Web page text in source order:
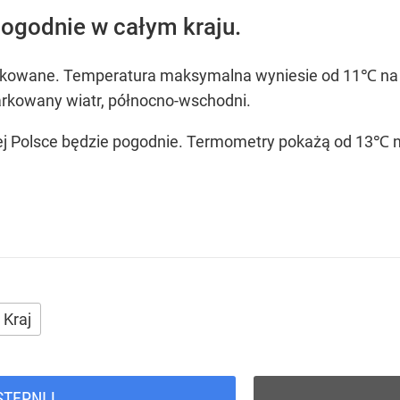
w całym kraju.
Temperatura maksymalna wyniesie od 11℃
wiatr, północno-wschodni.
Polsce będzie pogodnie. Termometry pokażą od
Kraj